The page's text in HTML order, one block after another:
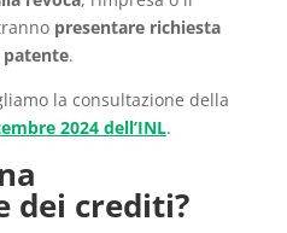
presentare richiesta
.
la consultazione della
2024 dell’INL.
dei crediti?